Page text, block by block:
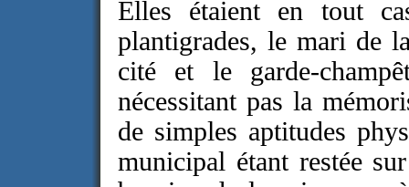
Elles étaient en tout
plantigrades, le mari de
cité et le garde-
nécessitant pas la
de simples aptitudes
municipal étant restée